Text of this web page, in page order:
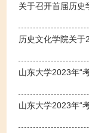
关于召开首届历史
历史文化学院关
山东大学2023年“
山东大学2023年“